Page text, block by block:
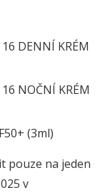
DENNÍ KRÉM
NOČNÍ KRÉM
(3ml)
pouze na jeden
v